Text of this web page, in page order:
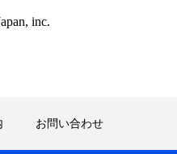
inc.
お問い合わせ